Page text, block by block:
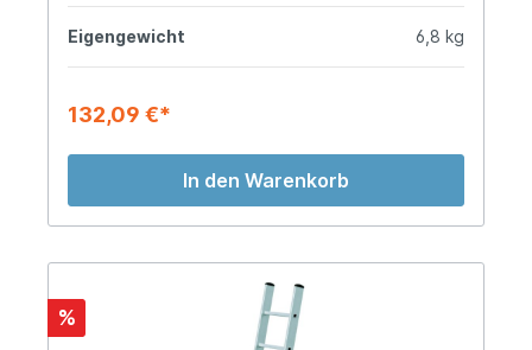
Eigengewicht 6,8 kg
132,09 €*
In den Warenkorb
%